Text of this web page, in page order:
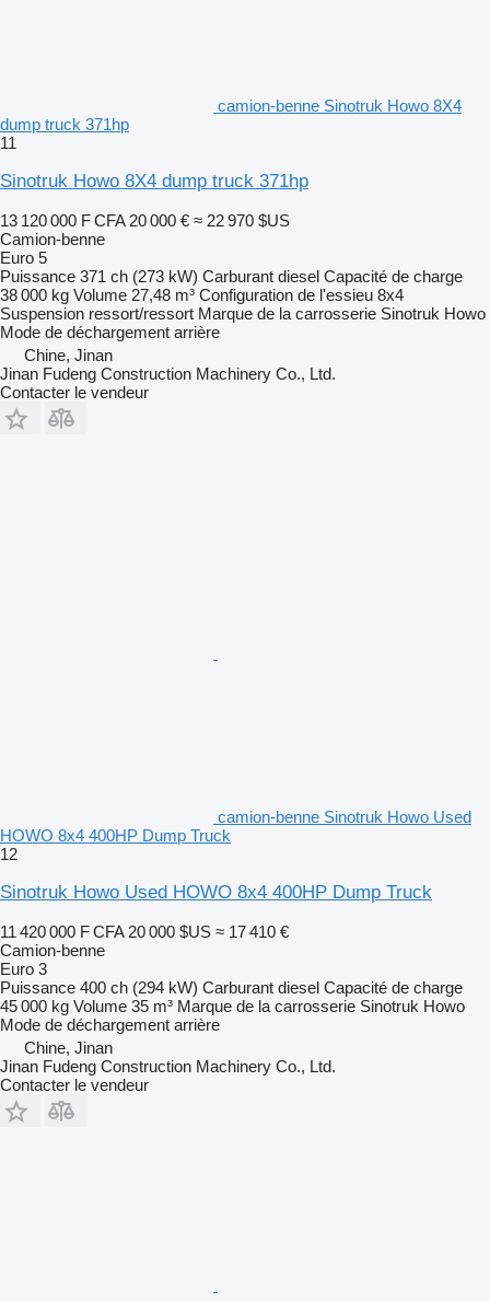
camion-benne Sinotruk Howo 8X4
dump truck 371hp
11
Sinotruk Howo 8X4 dump truck 371hp
13 120 000 F CFA 20 000 € ≈ 22 970 $US
Camion-benne
Euro 5
Puissance 371 ch (273 kW) Carburant diesel Capacité de charge
38 000 kg Volume 27,48 m³ Configuration de l'essieu 8x4
Suspension ressort/ressort Marque de la carrosserie Sinotruk Howo
Mode de déchargement arrière
Chine, Jinan
Jinan Fudeng Construction Machinery Co., Ltd.
Contacter le vendeur
camion-benne Sinotruk Howo Used
HOWO 8x4 400HP Dump Truck
12
Sinotruk Howo Used HOWO 8x4 400HP Dump Truck
11 420 000 F CFA 20 000 $US ≈ 17 410 €
Camion-benne
Euro 3
Puissance 400 ch (294 kW) Carburant diesel Capacité de charge
45 000 kg Volume 35 m³ Marque de la carrosserie Sinotruk Howo
Mode de déchargement arrière
Chine, Jinan
Jinan Fudeng Construction Machinery Co., Ltd.
Contacter le vendeur